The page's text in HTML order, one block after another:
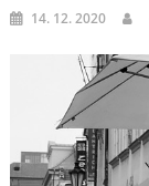
14. 12. 2020